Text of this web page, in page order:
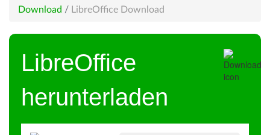
Download / LibreOffice Download
LibreOffice
herunterladen